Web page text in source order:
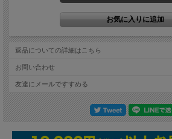
返品についての詳細はこちら
お問い合わせ
友達にメールですすめる